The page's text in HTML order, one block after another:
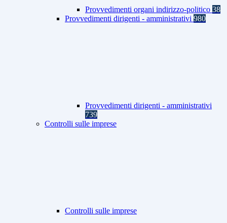
Provvedimenti organi indirizzo-politico 38
Provvedimenti dirigenti - amministrativi 980
Provvedimenti dirigenti - amministrativi
739
Controlli sulle imprese
Controlli sulle imprese